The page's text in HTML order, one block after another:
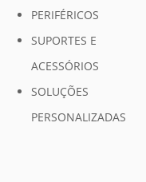
PERIFÉRICOS
SUPORTES E
ACESSÓRIOS
SOLUÇÕES
PERSONALIZADAS